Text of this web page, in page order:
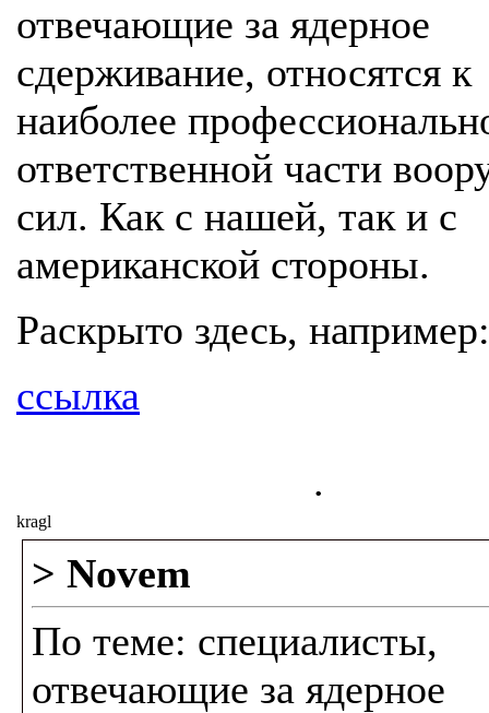
отвечающие за ядерное
сдерживание, относятся к
наиболее
ответственной части
сил. Как с нашей, так и с
американской стороны.
Раскрыто здесь, например:
ссылка
.
kragl
> Novem
По теме: специалисты,
отвечающие за ядерное